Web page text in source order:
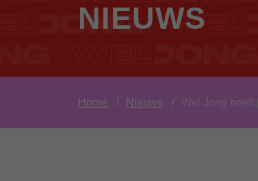
NIEUWS
Home Nieuws Wel Jong heeft